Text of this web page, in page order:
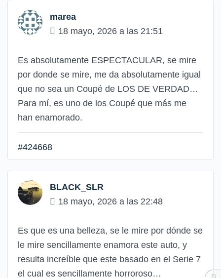
marea
18 mayo, 2026 a las 21:51
Es absolutamente ESPECTACULAR, se mire
por donde se mire, me da absolutamente igual
que no sea un Coupé de LOS DE VERDAD…
Para mí, es uno de los Coupé que más me
han enamorado.
#424668
BLACK_SLR
18 mayo, 2026 a las 22:48
Es que es una belleza, se le mire por dónde se
le mire sencillamente enamora este auto, y
resulta increíble que este basado en el Serie 7
el cual es sencillamente horroroso…